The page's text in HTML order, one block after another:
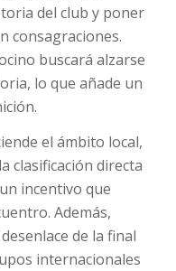
del club y poner
consagraciones.
buscará alzarse
lo que añade un
el ámbito local,
clasificación directa
incentivo que
Además,
de la final
internacionales